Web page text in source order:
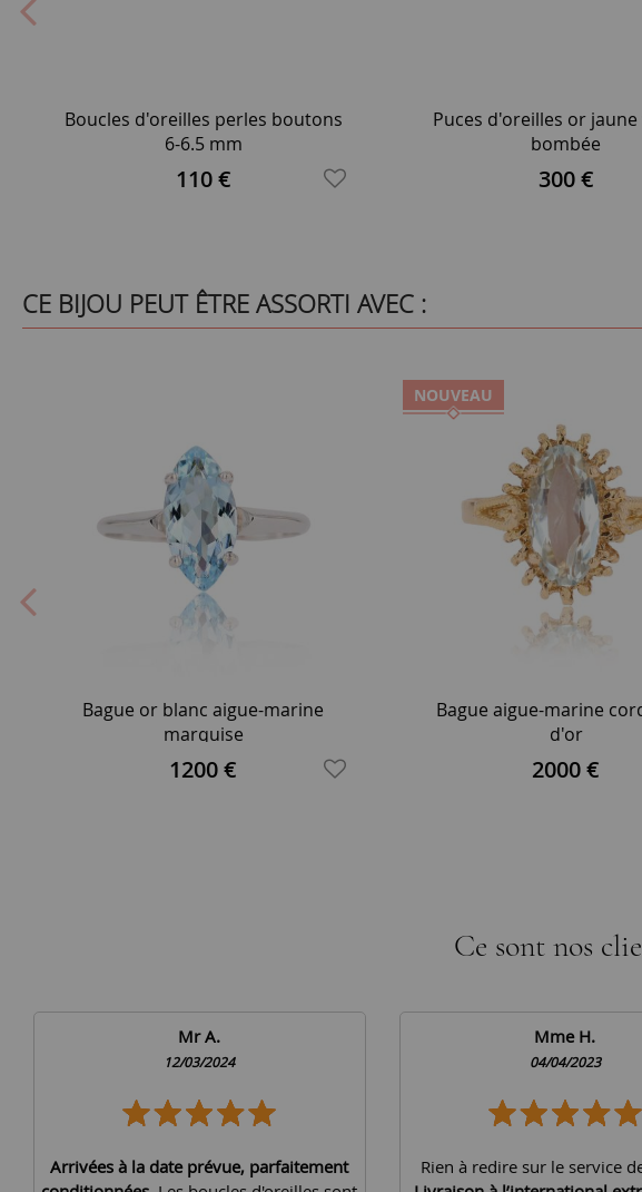
Boucles d'oreilles perles boutons
6-6.5 mm
110 €
Puces d'oreilles or
bombée
300 €
CE BIJOU PEUT ÊTRE ASSORTI AVEC :
Bague or blanc aigue-marine
marquise
1200 €
NOUVEAU
Bague aigue-marine
d'or
2000 €
Ce sont nos
Mr A.
12/03/2024
Arrivées à la date prévue, parfaitement
Mme H.
04/04/2023
Rien à redire sur le service